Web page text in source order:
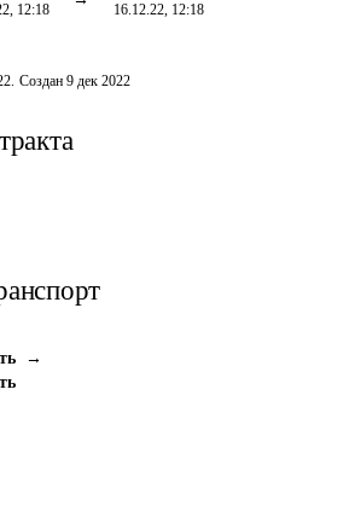
12:18
16.12.22, 12:18
. Создан 9 дек 2022
→